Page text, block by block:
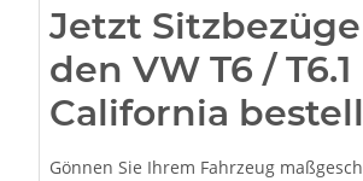
Jetzt
den VW T6 / T6.1
California
Gönnen Sie Ihrem Fahrzeug